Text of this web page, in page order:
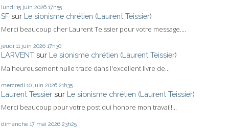
lundi 15 juin 2026 17h55
SF sur Le sionisme chrétien (Laurent Teissier)
Merci beaucoup cher Laurent Teissier pour votre message....
jeudi 11 juin 2026 17h30
LARVENT sur Le sionisme chrétien (Laurent Teissier)
Malheureusement nulle trace dans l'excellent livre de...
mercredi 10 juin 2026 21h35
Laurent Tessier sur Le sionisme chrétien (Laurent Teissier)
Merci beaucoup pour votre post qui honore mon travail!...
dimanche 17 mai 2026 23h25